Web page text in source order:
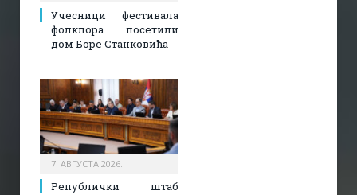
Учесници фестивала
фолклора посетили
дом Боре Станковића
7. АВГУСТА 2026.
Републички штаб